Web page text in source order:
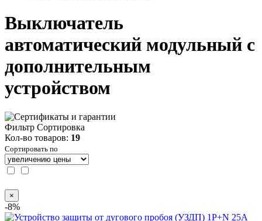
Выключатель
автоматический модульный с
дополнительным
устройством
Фильтр Сортировка
Кол-во товаров: 19
Сортировать по
×
-8%